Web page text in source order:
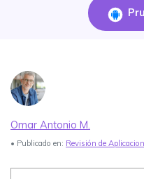
FamiSafe Edu
Guías Prácticas
Ver Más >
Precios
Omar Antonio M.
• Publicado en: Revisión de